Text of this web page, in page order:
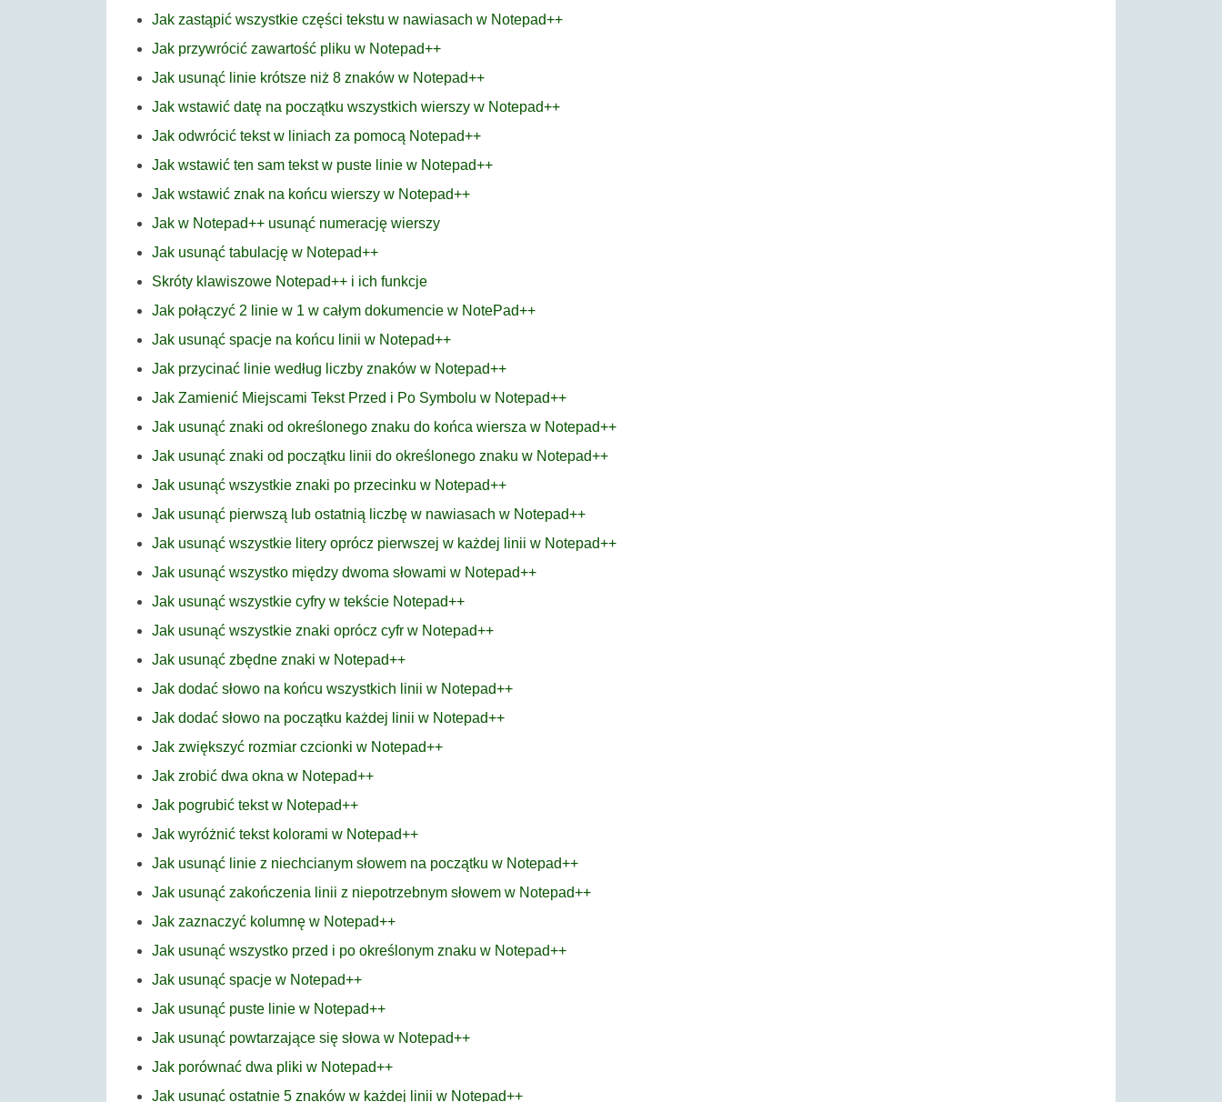
Jak zastąpić wszystkie części tekstu w nawiasach w Notepad++
Jak przywrócić zawartość pliku w Notepad++
Jak usunąć linie krótsze niż 8 znaków w Notepad++
Jak wstawić datę na początku wszystkich wierszy w Notepad++
Jak odwrócić tekst w liniach za pomocą Notepad++
Jak wstawić ten sam tekst w puste linie w Notepad++
Jak wstawić znak na końcu wierszy w Notepad++
Jak w Notepad++ usunąć numerację wierszy
Jak usunąć tabulację w Notepad++
Skróty klawiszowe Notepad++ i ich funkcje
Jak połączyć 2 linie w 1 w całym dokumencie w NotePad++
Jak usunąć spacje na końcu linii w Notepad++
Jak przycinać linie według liczby znaków w Notepad++
Jak Zamienić Miejscami Tekst Przed i Po Symbolu w Notepad++
Jak usunąć znaki od określonego znaku do końca wiersza w Notepad++
Jak usunąć znaki od początku linii do określonego znaku w Notepad++
Jak usunąć wszystkie znaki po przecinku w Notepad++
Jak usunąć pierwszą lub ostatnią liczbę w nawiasach w Notepad++
Jak usunąć wszystkie litery oprócz pierwszej w każdej linii w Notepad++
Jak usunąć wszystko między dwoma słowami w Notepad++
Jak usunąć wszystkie cyfry w tekście Notepad++
Jak usunąć wszystkie znaki oprócz cyfr w Notepad++
Jak usunąć zbędne znaki w Notepad++
Jak dodać słowo na końcu wszystkich linii w Notepad++
Jak dodać słowo na początku każdej linii w Notepad++
Jak zwiększyć rozmiar czcionki w Notepad++
Jak zrobić dwa okna w Notepad++
Jak pogrubić tekst w Notepad++
Jak wyróżnić tekst kolorami w Notepad++
Jak usunąć linie z niechcianym słowem na początku w Notepad++
Jak usunąć zakończenia linii z niepotrzebnym słowem w Notepad++
Jak zaznaczyć kolumnę w Notepad++
Jak usunąć wszystko przed i po określonym znaku w Notepad++
Jak usunąć spacje w Notepad++
Jak usunąć puste linie w Notepad++
Jak usunąć powtarzające się słowa w Notepad++
Jak porównać dwa pliki w Notepad++
Jak usunąć ostatnie 5 znaków w każdej linii w Notepad++